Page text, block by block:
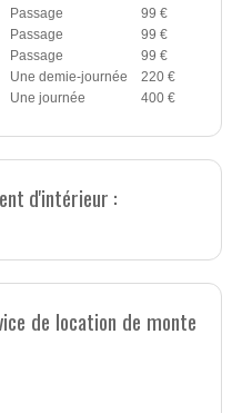
Passage
99 €
Passage
99 €
Passage
99 €
Une demie-journée
220 €
Une journée 400 €
d'intérieur :
de location de monte